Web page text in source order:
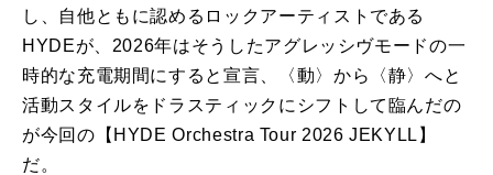
し、自他ともに認めるロックアーティストである
HYDEが、2026年はそうしたアグレッシヴモードの一
時的な充電期間にすると宣言、〈動〉から〈静〉へと
活動スタイルをドラスティックにシフトして臨んだの
が今回の【HYDE Orchestra Tour 2026 JEKYLL】
だ。